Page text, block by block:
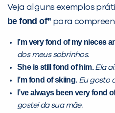
Veja alguns exemplos
be fond of” para
I’m very fond of my nieces
dos meus sobrinhos.
She is still fond of him.Ela
I’m fond of skiing.Eu gosto
I’ve always been very fond
gostei da sua mãe.
inFlux nesta
você